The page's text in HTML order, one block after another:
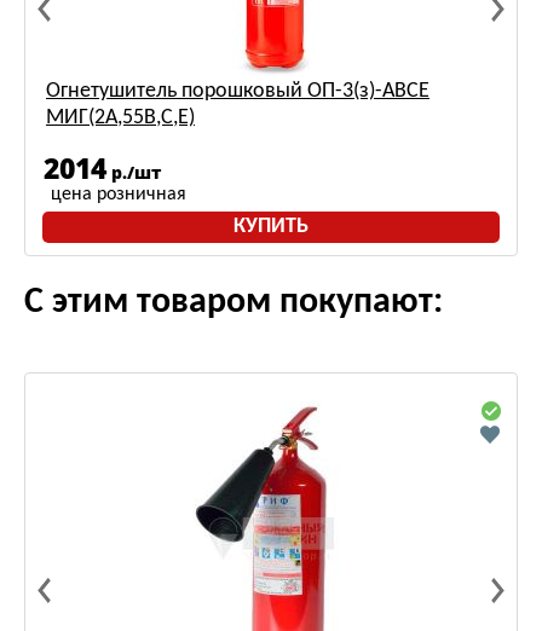
Огнетушитель порошковый ОП-3(з)-ABCE
МИГ(2A,55B,С,Е)
2014 р./шт
цена розничная
КУПИТЬ
С этим товаром покупают: